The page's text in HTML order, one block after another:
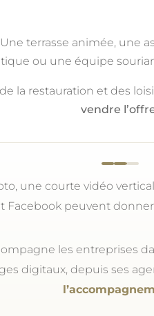
Une terrasse animée, une
ou une équipe
la restauration et des
vendre
une courte vidéo
Facebook peuvent
les entreprises
digitaux, depuis ses